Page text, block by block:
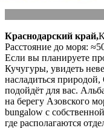
Краснодарский край,
Расстояние до моря:
Если вы планируете
Кучугуры, увидеть
насладиться
подойдёт для вас.
на берегу Азовского
bungalow с
где располагаются